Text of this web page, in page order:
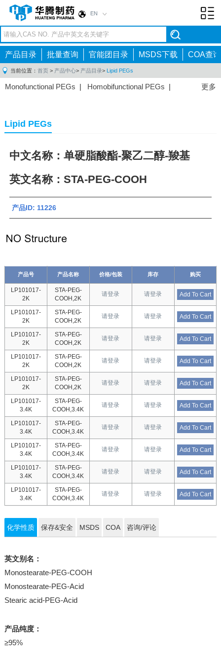
EN
产品目录 批量查询 官能团目录 MSDS下载 COA查询
当前位置： 首页 > 产品中心> 产品目录> Lipid PEGs
更多
Monofunctional PEGs | Homobifunctional PEGs |
Lipid PEGs
中文名称：单硬脂酸酯-聚乙二醇-羧基
英文名称：STA-PEG-COOH
产品ID: 11226
产品号 产品名称 价格/包装 库存 购买
LP101017-
2K
STA-PEG-
COOH,2K
请登录 请登录 Add To Cart
LP101017-
2K
STA-PEG-
COOH,2K
请登录 请登录 Add To Cart
LP101017-
2K
STA-PEG-
COOH,2K
请登录 请登录 Add To Cart
LP101017-
2K
STA-PEG-
COOH,2K
请登录 请登录 Add To Cart
LP101017-
2K
STA-PEG-
COOH,2K
请登录 请登录 Add To Cart
LP101017-
3.4K
STA-PEG-
COOH,3.4K
请登录 请登录 Add To Cart
LP101017-
3.4K
STA-PEG-
COOH,3.4K
请登录 请登录 Add To Cart
LP101017-
3.4K
STA-PEG-
COOH,3.4K
请登录 请登录 Add To Cart
LP101017-
3.4K
STA-PEG-
COOH,3.4K
请登录 请登录 Add To Cart
LP101017-
3.4K
STA-PEG-
COOH,3.4K
请登录 请登录 Add To Cart
化学性质 保存&安全 MSDS COA 咨询/评论
英文别名：
Monostearate-PEG-COOH
Monostearate-PEG-Acid
Stearic acid-PEG-Acid
产品纯度：
≥95%